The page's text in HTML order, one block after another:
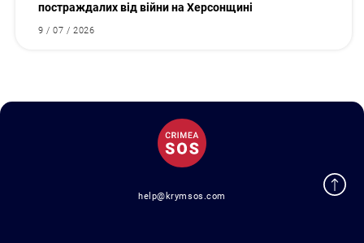
постраждалих від війни на Херсонщині
9 / 07 / 2026
help@krymsos.com